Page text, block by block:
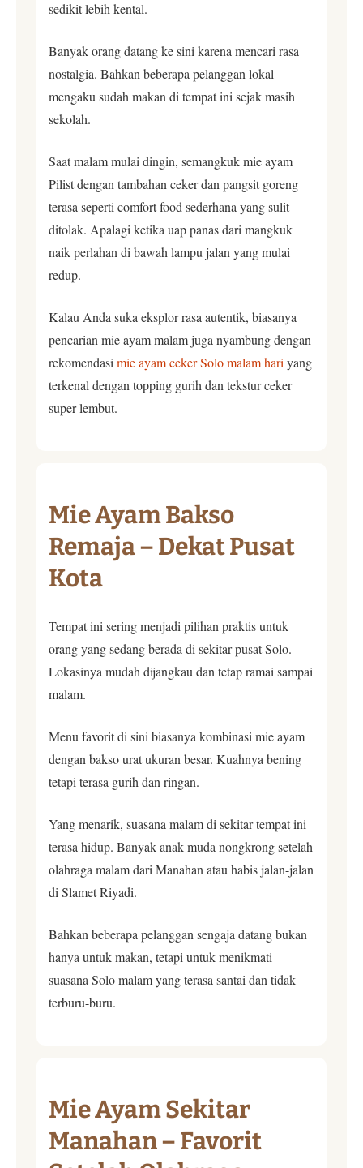
sedikit lebih kental.
Banyak orang datang ke sini karena mencari rasa
nostalgia. Bahkan beberapa pelanggan lokal
mengaku sudah makan di tempat ini sejak masih
sekolah.
Saat malam mulai dingin, semangkuk mie ayam
Pilist dengan tambahan ceker dan pangsit goreng
terasa seperti comfort food sederhana yang sulit
ditolak. Apalagi ketika uap panas dari mangkuk
naik perlahan di bawah lampu jalan yang mulai
redup.
Kalau Anda suka eksplor rasa autentik, biasanya
pencarian mie ayam malam juga nyambung dengan
rekomendasi mie ayam ceker Solo malam hari yang
terkenal dengan topping gurih dan tekstur ceker
super lembut.
Mie Ayam Bakso
Remaja – Dekat Pusat
Kota
Tempat ini sering menjadi pilihan praktis untuk
orang yang sedang berada di sekitar pusat Solo.
Lokasinya mudah dijangkau dan tetap ramai sampai
malam.
Menu favorit di sini biasanya kombinasi mie ayam
dengan bakso urat ukuran besar. Kuahnya bening
tetapi terasa gurih dan ringan.
Yang menarik, suasana malam di sekitar tempat ini
terasa hidup. Banyak anak muda nongkrong setelah
olahraga malam dari Manahan atau habis jalan-jalan
di Slamet Riyadi.
Bahkan beberapa pelanggan sengaja datang bukan
hanya untuk makan, tetapi untuk menikmati
suasana Solo malam yang terasa santai dan tidak
terburu-buru.
Mie Ayam Sekitar
Manahan – Favorit